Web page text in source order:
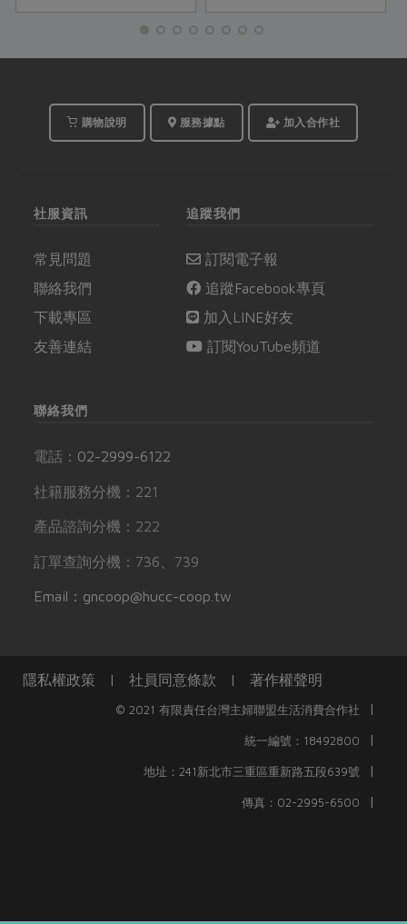
週三，增加了四位學齡
的孩子陪同媽媽一起參
與。於是，苓雅綠食之
的二樓教室熱鬧展開。
適合不同釀作手法，快
美好的自然滋味封存進
購物說明 服務據點 加入合作社
社服資訊
常見問題
聯絡我們
下載專區
友善連結
追蹤我們
訂閱電子報
追蹤Facebook專頁
加入LINE好友
訂閱YouTube頻道
聯絡我們
電話： 02-2999-6122
社籍服務分機：221
產品諮詢分機：222
訂單查詢分機：736、739
Email：gncoop@hucc-coop.tw
隱私權政策 | 社員同意條款 | 著作權聲明
© 2021 有限責任台灣主婦聯盟生活消費合作社 |
統一編號：18492800 |
地址：241新北市三重區重新路五段639號 |
傳真：02-2995-6500 |